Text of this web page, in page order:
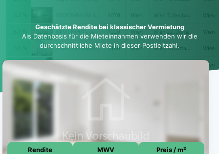
Geschätzte Rendite bei klassischer Vermietung
Als Datenbasis für die Mieteinnahmen verwenden wir die
durchschnittliche Miete in dieser Postleitzahl.
Rendite MWV Preis / m²